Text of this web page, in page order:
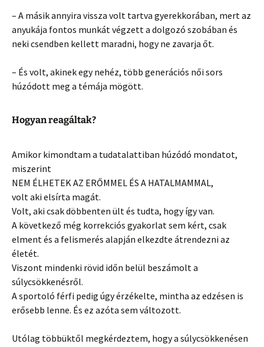
– A másik annyira vissza volt tartva gyerekkorában, mert az
anyukája fontos munkát végzett a dolgozó szobában és
neki csendben kellett maradni, hogy ne zavarja őt.
– És volt, akinek egy nehéz, több generációs női sors
húzódott meg a témája mögött.
Hogyan reagáltak?
Amikor kimondtam a tudatalattiban húzódó mondatot,
miszerint
NEM ÉLHETEK AZ ERŐMMEL ÉS A HATALMAMMAL,
volt aki elsírta magát.
Volt, aki csak döbbenten ült és tudta, hogy így van.
A következő még korrekciós gyakorlat sem kért, csak
elment és a felismerés alapján elkezdte átrendezni az
életét.
Viszont mindenki rövid időn belül beszámolt a
súlycsökkenésről.
A sportoló férfi pedig úgy érzékelte, mintha az edzésen is
erősebb lenne. És ez azóta sem változott.
Utólag többüktől megkérdeztem, hogy a súlycsökkenésen